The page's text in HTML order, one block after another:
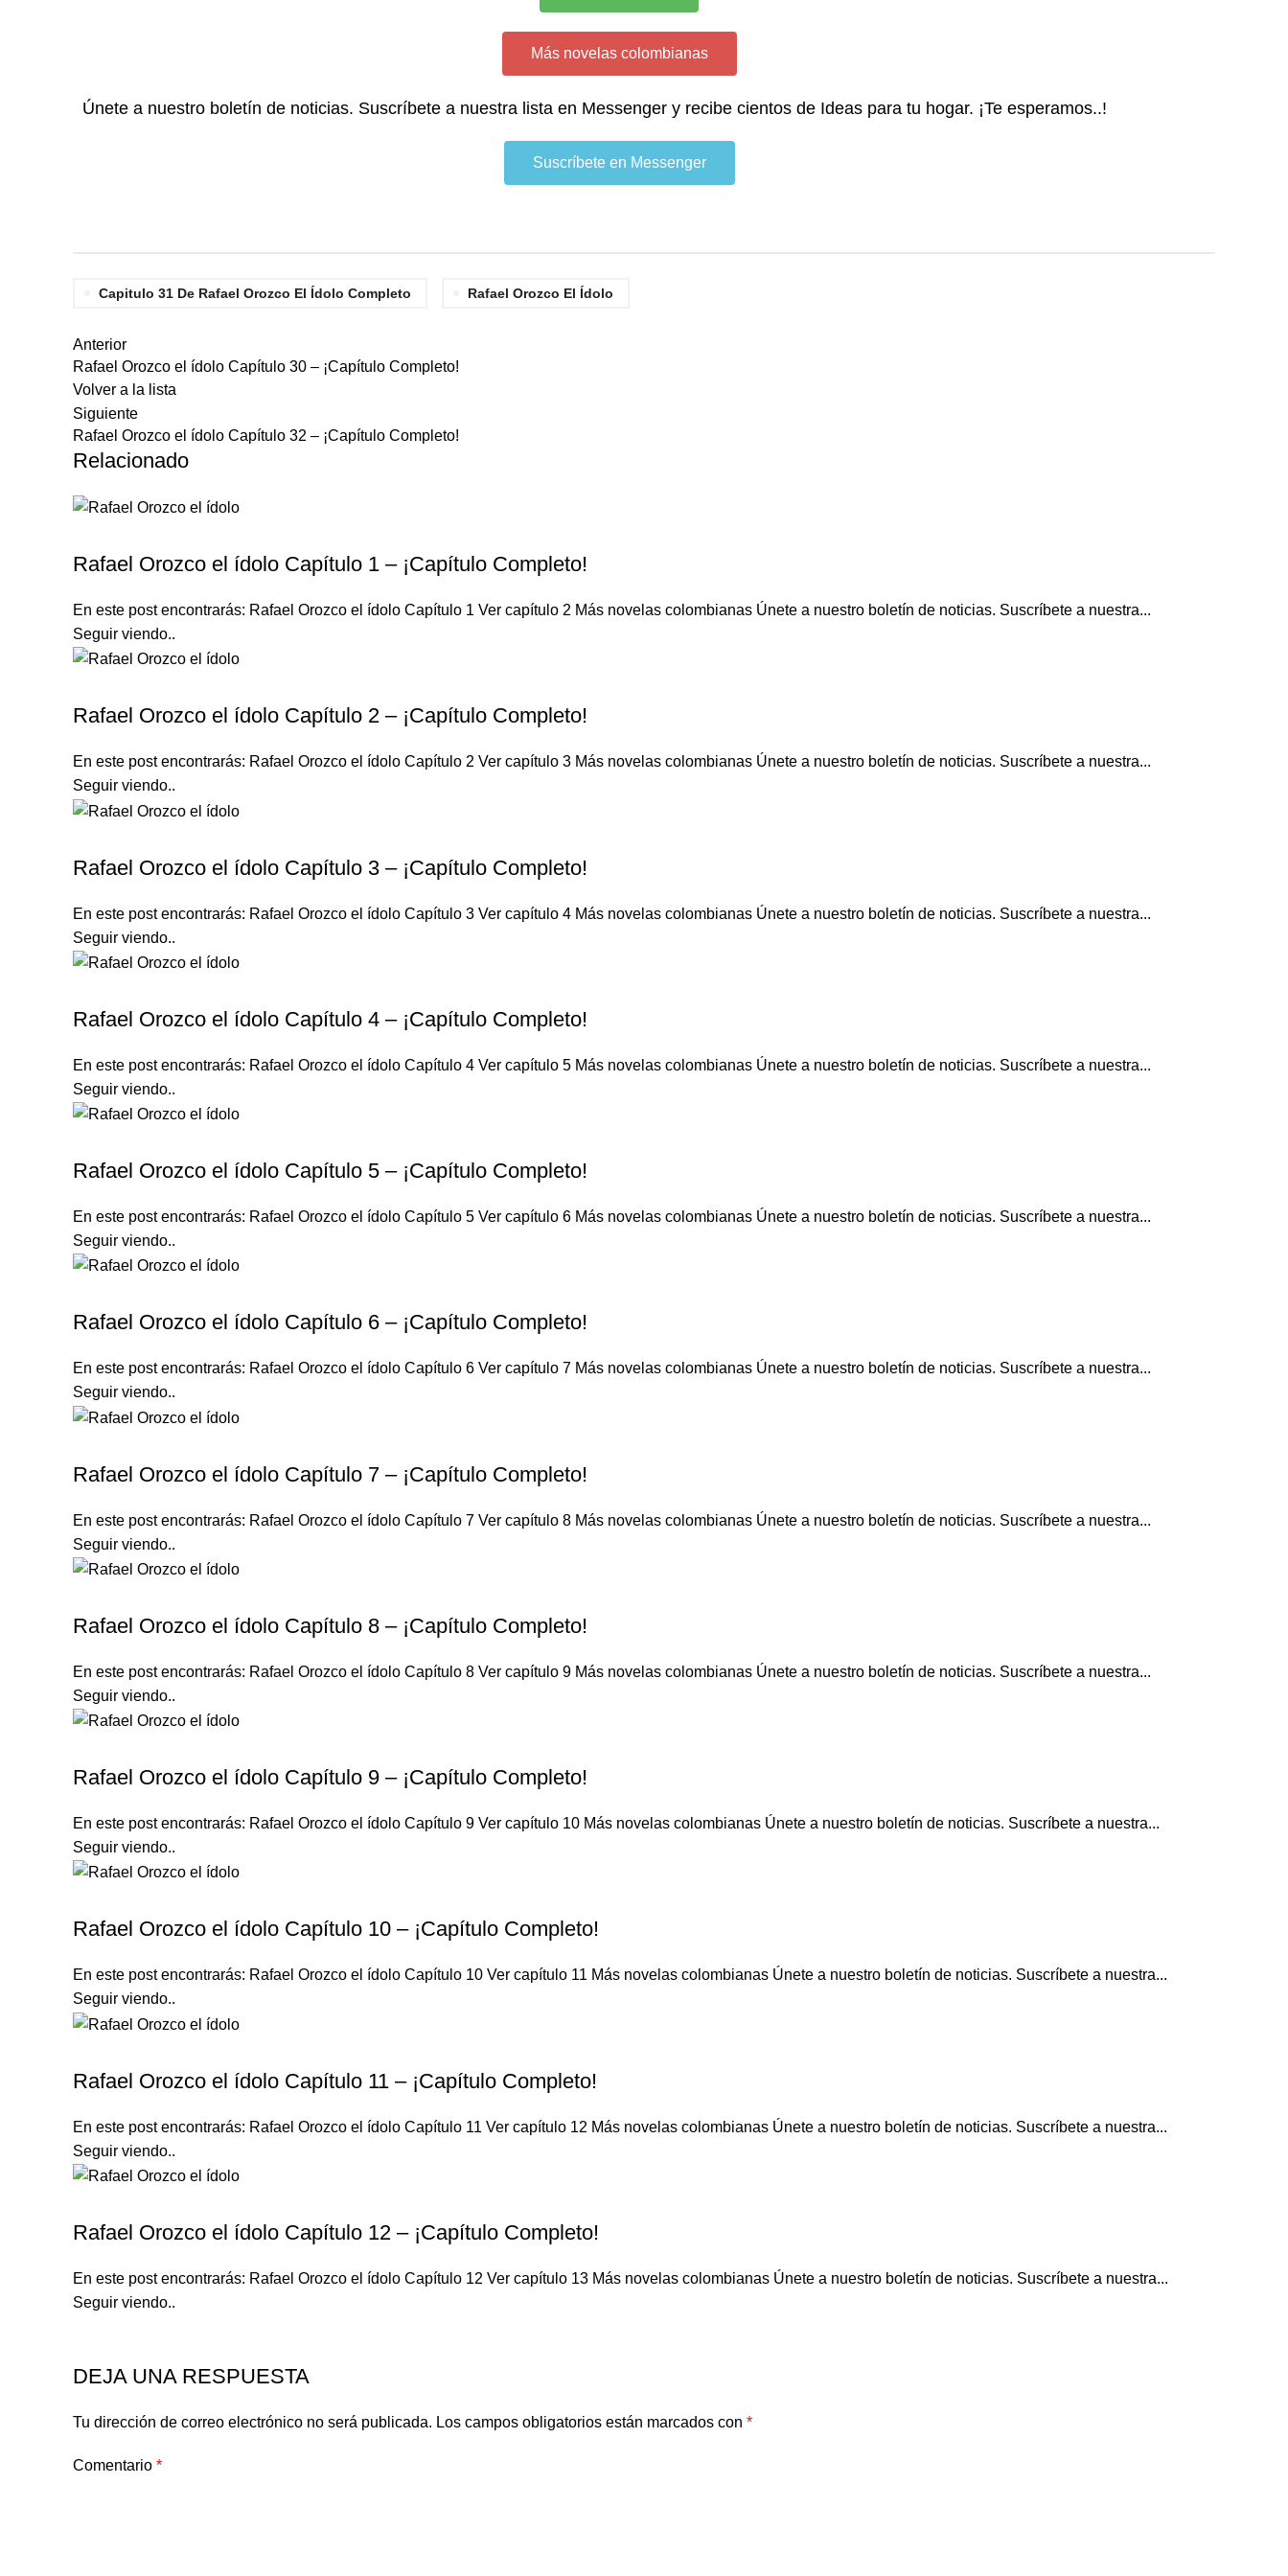
Más novelas colombianas
Únete a nuestro boletín de noticias. Suscríbete a nuestra lista en Messenger y recibe cientos de Ideas para tu hogar. ¡Te esperamos..!
Suscríbete en Messenger
Capitulo 31 De Rafael Orozco El Ídolo Completo Rafael Orozco El Ídolo
Anterior
Rafael Orozco el ídolo Capítulo 30 – ¡Capítulo Completo!
Volver a la lista
Siguiente
Rafael Orozco el ídolo Capítulo 32 – ¡Capítulo Completo!
Relacionado
Rafael Orozco el ídolo Capítulo 1 – ¡Capítulo Completo!
En este post encontrarás: Rafael Orozco el ídolo Capítulo 1 Ver capítulo 2 Más novelas colombianas Únete a nuestro boletín de noticias. Suscríbete a nuestra...
Seguir viendo..
Rafael Orozco el ídolo Capítulo 2 – ¡Capítulo Completo!
En este post encontrarás: Rafael Orozco el ídolo Capítulo 2 Ver capítulo 3 Más novelas colombianas Únete a nuestro boletín de noticias. Suscríbete a nuestra...
Seguir viendo..
Rafael Orozco el ídolo Capítulo 3 – ¡Capítulo Completo!
En este post encontrarás: Rafael Orozco el ídolo Capítulo 3 Ver capítulo 4 Más novelas colombianas Únete a nuestro boletín de noticias. Suscríbete a nuestra...
Seguir viendo..
Rafael Orozco el ídolo Capítulo 4 – ¡Capítulo Completo!
En este post encontrarás: Rafael Orozco el ídolo Capítulo 4 Ver capítulo 5 Más novelas colombianas Únete a nuestro boletín de noticias. Suscríbete a nuestra...
Seguir viendo..
Rafael Orozco el ídolo Capítulo 5 – ¡Capítulo Completo!
En este post encontrarás: Rafael Orozco el ídolo Capítulo 5 Ver capítulo 6 Más novelas colombianas Únete a nuestro boletín de noticias. Suscríbete a nuestra...
Seguir viendo..
Rafael Orozco el ídolo Capítulo 6 – ¡Capítulo Completo!
En este post encontrarás: Rafael Orozco el ídolo Capítulo 6 Ver capítulo 7 Más novelas colombianas Únete a nuestro boletín de noticias. Suscríbete a nuestra...
Seguir viendo..
Rafael Orozco el ídolo Capítulo 7 – ¡Capítulo Completo!
En este post encontrarás: Rafael Orozco el ídolo Capítulo 7 Ver capítulo 8 Más novelas colombianas Únete a nuestro boletín de noticias. Suscríbete a nuestra...
Seguir viendo..
Rafael Orozco el ídolo Capítulo 8 – ¡Capítulo Completo!
En este post encontrarás: Rafael Orozco el ídolo Capítulo 8 Ver capítulo 9 Más novelas colombianas Únete a nuestro boletín de noticias. Suscríbete a nuestra...
Seguir viendo..
Rafael Orozco el ídolo Capítulo 9 – ¡Capítulo Completo!
En este post encontrarás: Rafael Orozco el ídolo Capítulo 9 Ver capítulo 10 Más novelas colombianas Únete a nuestro boletín de noticias. Suscríbete a nuestra...
Seguir viendo..
Rafael Orozco el ídolo Capítulo 10 – ¡Capítulo Completo!
En este post encontrarás: Rafael Orozco el ídolo Capítulo 10 Ver capítulo 11 Más novelas colombianas Únete a nuestro boletín de noticias. Suscríbete a nuestra...
Seguir viendo..
Rafael Orozco el ídolo Capítulo 11 – ¡Capítulo Completo!
En este post encontrarás: Rafael Orozco el ídolo Capítulo 11 Ver capítulo 12 Más novelas colombianas Únete a nuestro boletín de noticias. Suscríbete a nuestra...
Seguir viendo..
Rafael Orozco el ídolo Capítulo 12 – ¡Capítulo Completo!
En este post encontrarás: Rafael Orozco el ídolo Capítulo 12 Ver capítulo 13 Más novelas colombianas Únete a nuestro boletín de noticias. Suscríbete a nuestra...
Seguir viendo..
DEJA UNA RESPUESTA
Tu dirección de correo electrónico no será publicada. Los campos obligatorios están marcados con *
Comentario *